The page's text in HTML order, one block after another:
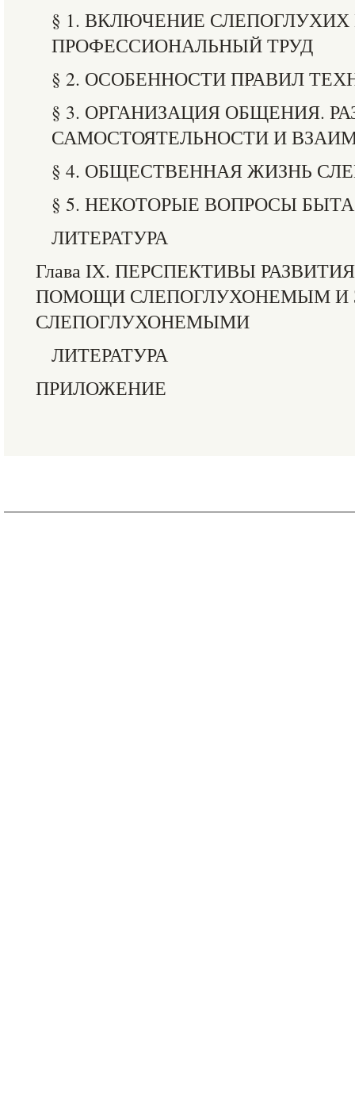
§ 1. ВКЛЮЧЕНИЕ СЛЕПОГЛУХИХ
ПРОФЕССИОНАЛЬНЫЙ ТРУД
§ 2. ОСОБЕННОСТИ ПРАВИЛ
§ 3. ОРГАНИЗАЦИЯ ОБЩЕНИЯ.
САМОСТОЯТЕЛЬНОСТИ И
§ 4. ОБЩЕСТВЕННАЯ ЖИЗНЬ
§ 5. НЕКОТОРЫЕ ВОПРОСЫ
ЛИТЕРАТУРА
Глава IX. ПЕРСПЕКТИВЫ
ПОМОЩИ СЛЕПОГЛУХОНЕМЫМ И
СЛЕПОГЛУХОНЕМЫМИ
ЛИТЕРАТУРА
ПРИЛОЖЕНИЕ